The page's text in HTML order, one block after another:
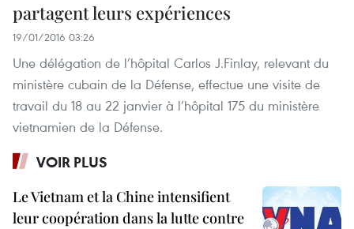
partagent leurs expériences
19/01/2016 03:26
Une délégation de l’hôpital Carlos J.Finlay, relevant du
ministère cubain de la Défense, effectue une visite de
travail du 18 au 22 janvier à l’hôpital 175 du ministère
vietnamien de la Défense.
VOIR PLUS
Le Vietnam et la Chine intensifient
leur coopération dans la lutte contre